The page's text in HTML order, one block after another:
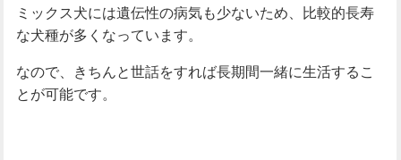
ミックス犬には遺伝性の病気も少ないため、比較的長寿
な犬種が多くなっています。
なので、きちんと世話をすれば長期間一緒に生活するこ
とが可能です。